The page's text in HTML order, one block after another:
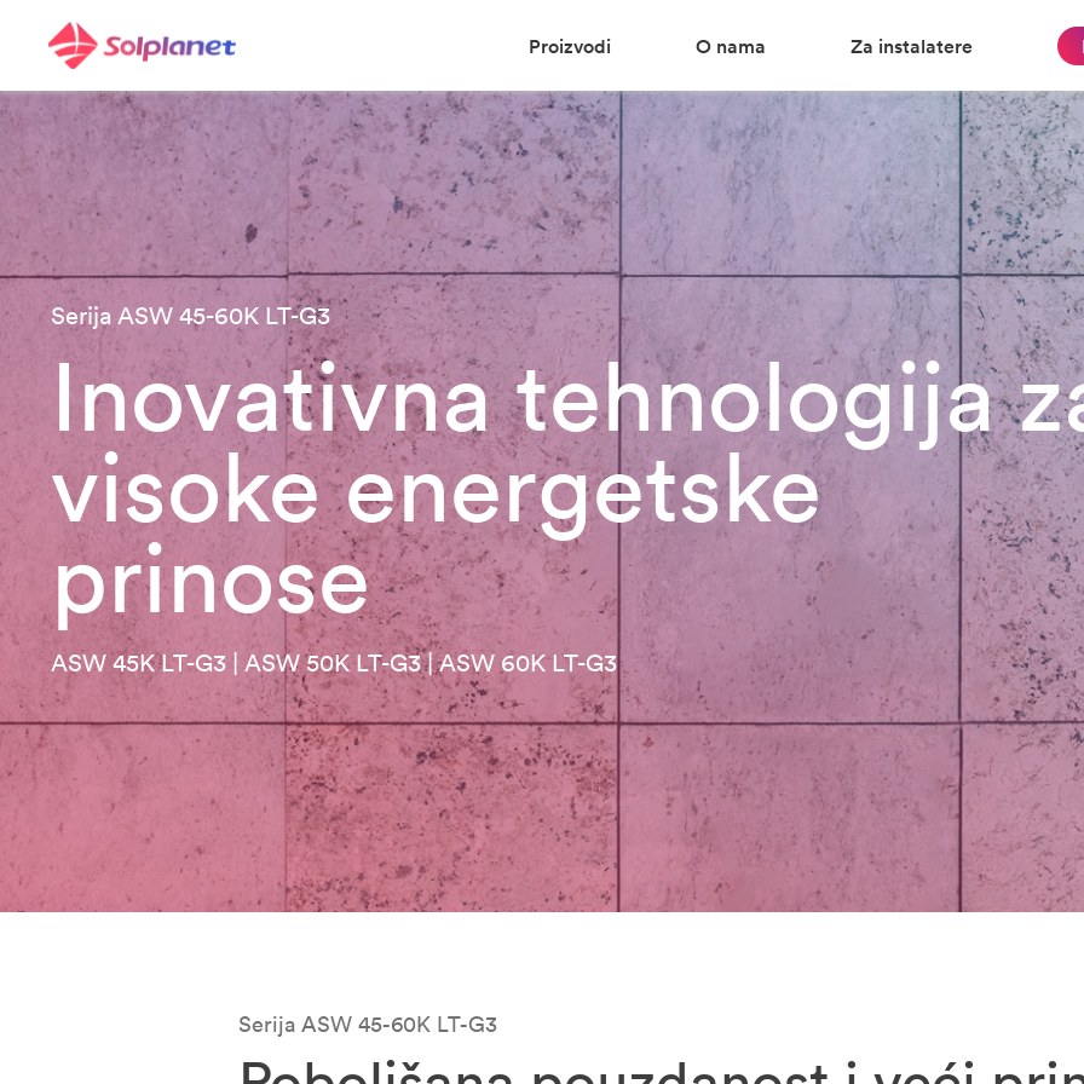
Proizvodi O nama Za instalatere
Serija ASW 45-60K LT-G3
Inovativna tehnologija
visoke energetske
prinose
ASW 45K LT-G3 | ASW 50K LT-G3 | ASW 60K LT-G3
Serija ASW 45-60K LT-G3